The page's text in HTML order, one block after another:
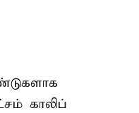
காலிப்